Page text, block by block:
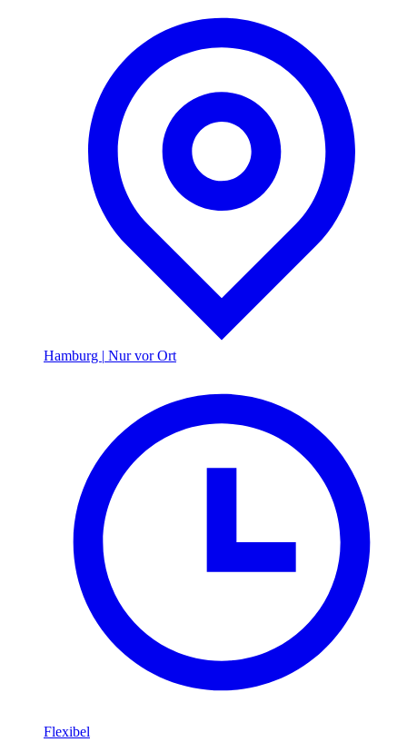
Hamburg | Nur vor Ort
Flexibel